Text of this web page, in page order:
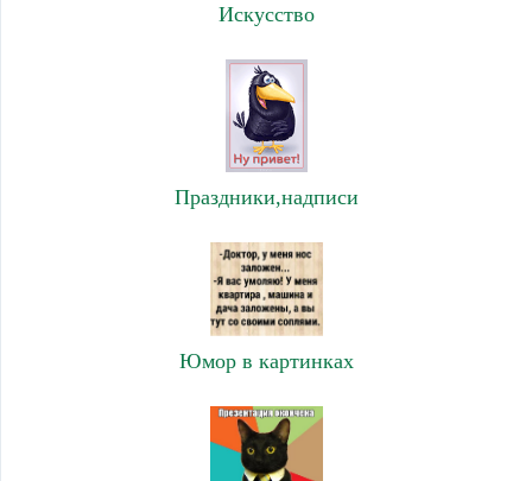
Искусство
Праздники,надписи
Юмор в картинках